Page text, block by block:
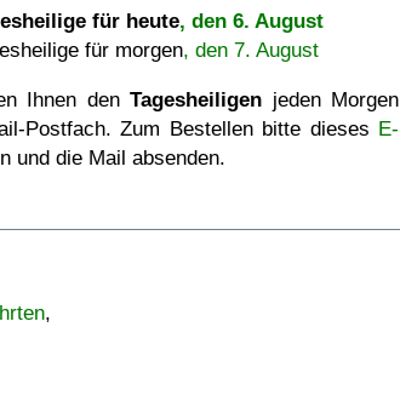
für heute, den 6. August
für morgen, den 7. August
Ihnen denTagesheiligen jeden Morgen
Postfach. Zum Bestellen bitte dieses E-
und die Mail absenden.
,